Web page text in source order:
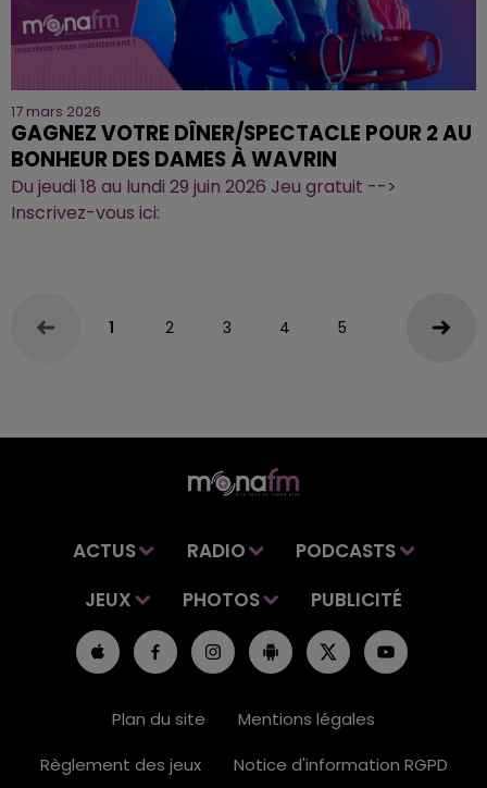
17 mars 2026
GAGNEZ VOTRE DÎNER/SPECTACLE POUR 2 AU
BONHEUR DES DAMES À WAVRIN
Du jeudi 18 au lundi 29 juin 2026 Jeu gratuit -->
Inscrivez-vous ici:
1 2 3 4 5
ACTUS RADIO
PODCASTS
JEUX
PHOTOS PUBLICITÉ
Plan du site
Mentions légales
Règlement des jeux
Notice d'information RGPD